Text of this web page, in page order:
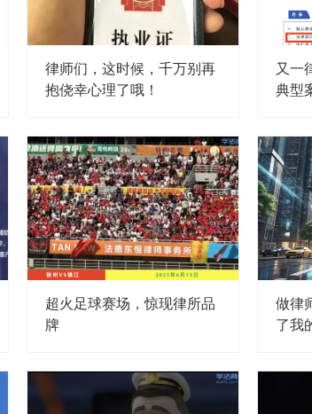
律师们，这时候，千万别再
抱侥幸心理了哦！
又一
典型
超火足球赛场，惊现律所品
牌
做律
了我